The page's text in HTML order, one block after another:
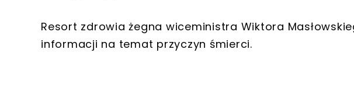
Resort zdrowia żegna wiceministra Wiktora
informacji na temat przyczyn śmierci.